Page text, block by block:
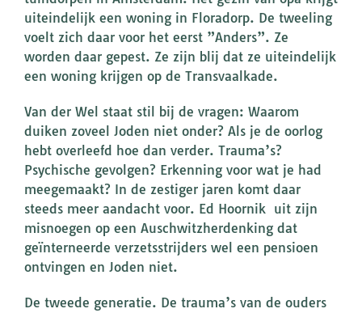
uiteindelijk een woning in Floradorp. De tweeling
voelt zich daar voor het eerst ”Anders”. Ze
worden daar gepest. Ze zijn blij dat ze uiteindelijk
een woning krijgen op de Transvaalkade.
Van der Wel staat stil bij de vragen: Waarom
duiken zoveel Joden niet onder? Als je de oorlog
hebt overleefd hoe dan verder. Trauma’s?
Psychische gevolgen? Erkenning voor wat je had
meegemaakt? In de zestiger jaren komt daar
steeds meer aandacht voor. Ed Hoornik uit zijn
misnoegen op een Auschwitzherdenking dat
geïnterneerde verzetsstrijders wel een pensioen
ontvingen en Joden niet.
De tweede generatie. De trauma’s van de ouders